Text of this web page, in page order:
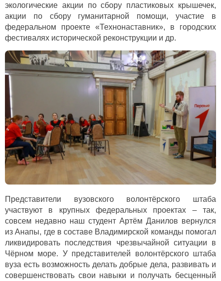
экологические акции по сбору пластиковых крышечек,
акции по сбору гуманитарной помощи, участие в
федеральном проекте «Технонаставник», в городских
фестивалях исторической реконструкции и др.
Представители вузовского волонтёрского штаба
участвуют в крупных федеральных проектах – так,
совсем недавно наш студент Артём Данилов вернулся
из Анапы, где в составе Владимирской команды помогал
ликвидировать последствия чрезвычайной ситуации в
Чёрном море. У представителей волонтёрского штаба
вуза есть возможность делать добрые дела, развивать и
совершенствовать свои навыки и получать бесценный